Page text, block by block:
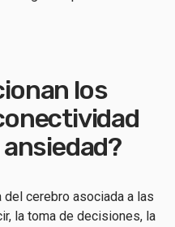
los
del cerebro asociada a las
la toma de decisiones, la